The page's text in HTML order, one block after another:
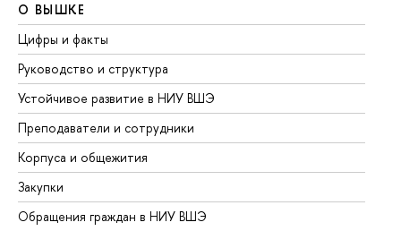
О ВЫШКЕ
Цифры и факты
Руководство и структура
Устойчивое развитие в НИУ ВШЭ
Преподаватели и сотрудники
Корпуса и общежития
Закупки
Обращения граждан в НИУ ВШЭ